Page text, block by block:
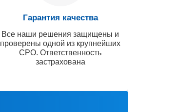
Гарантия качества
Все наши решения защищены и
проверены одной из крупнейших
СРО. Ответственность
застрахована